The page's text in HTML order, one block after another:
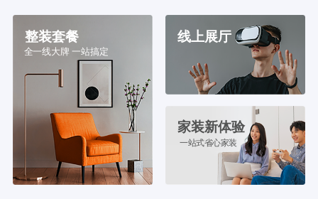
整装套餐
全一线大牌 一站搞定
线上展厅
家装新体验
一站式省心家装